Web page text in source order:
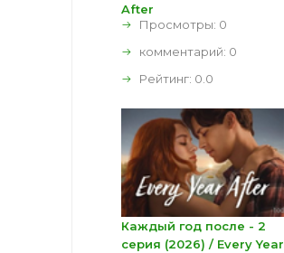
After
Просмотры: 0
комментарий: 0
Рейтинг: 0.0
Каждый год после - 2
серия (2026) / Every Year